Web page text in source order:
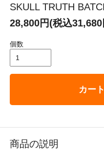
SKULL TRUTH
28,800円(税込31,680
個数
カー
商品の説明